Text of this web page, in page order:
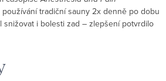
používání tradiční sauny 2x denně po dobu
snižovat i bolesti zad – zlepšení potvrdilo